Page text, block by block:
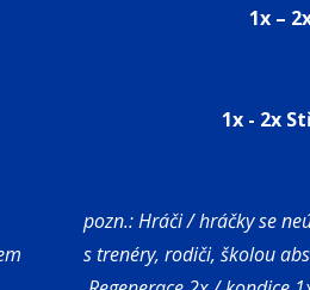
1x –
1x - 2x
pozn.: Hráči / hráčky se
s trenéry, rodiči, školou